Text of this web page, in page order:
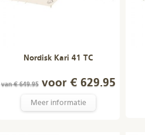
Nordisk Kari 41 TC
van € 649.95voor € 629.95
Meer informatie